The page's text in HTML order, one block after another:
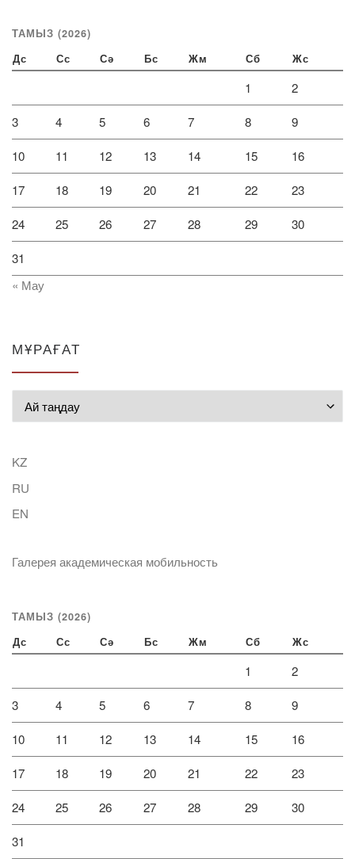
ТАМЫЗ (2026)
Дс Сс Сә Бс Жм Сб Жс
1 2
3 4 5 6 7 8 9
10 11 12 13 14 15 16
17 18 19 20 21 22 23
24 25 26 27 28 29 30
31
« Мау
МҰРАҒАТ
KZ
RU
EN
Галерея академическая мобильность
ТАМЫЗ (2026)
Дс Сс Сә Бс Жм Сб Жс
1 2
3 4 5 6 7 8 9
10 11 12 13 14 15 16
17 18 19 20 21 22 23
24 25 26 27 28 29 30
31